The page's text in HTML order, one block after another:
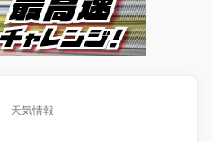
天気情報